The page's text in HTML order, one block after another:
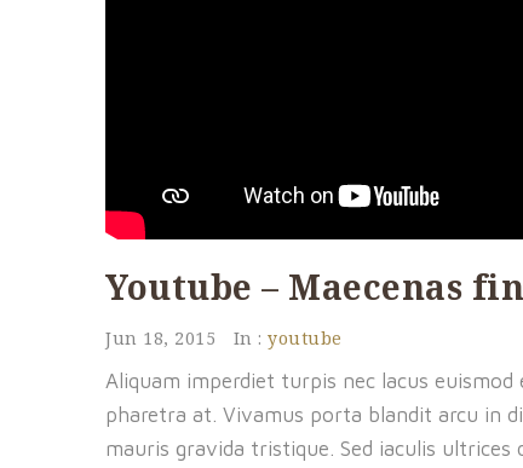
Youtube – Maecenas
Jun 18, 2015 In : youtube
Aliquam imperdiet turpis nec lacus
pharetra at. Vivamus porta blandit arcu in
mauris gravida tristique. Sed iaculis